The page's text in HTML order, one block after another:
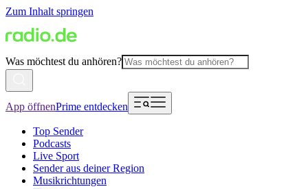
Zum Inhalt springen
Was möchtest du anhören?
App öffnenPrime entdecken
Top Sender
Podcasts
Live Sport
Sender aus deiner Region
Musikrichtungen